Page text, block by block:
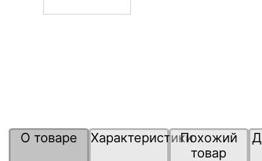
О товаре ХарактеристикиПохожий
товар